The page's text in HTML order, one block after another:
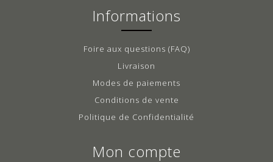
Informations
Foire aux questions (FAQ)
Livraison
Modes de paiements
Conditions de vente
Politique de Confidentialité
Mon compte